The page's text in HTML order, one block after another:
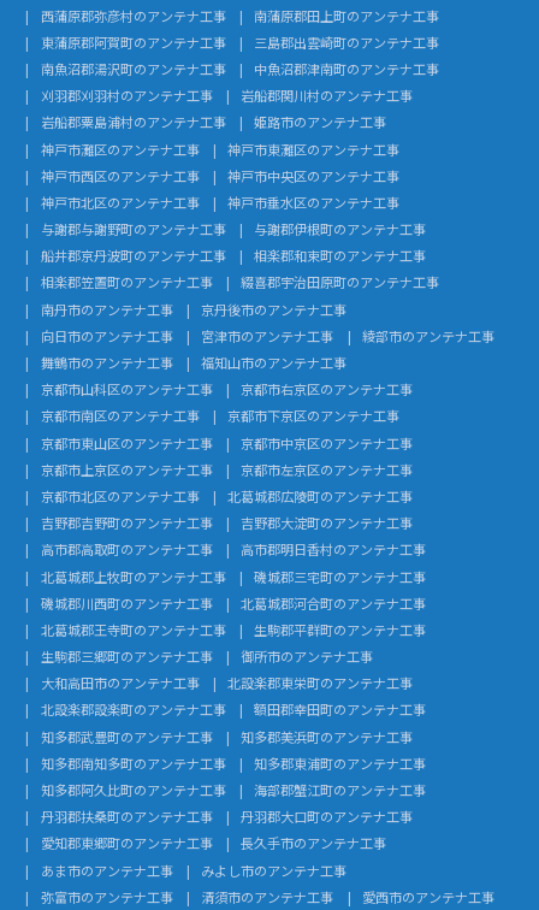
西蒲原郡弥彦村のアンテナ工事
南蒲原郡田上町のアンテナ工事
東蒲原郡阿賀町のアンテナ工事
三島郡出雲崎町のアンテナ工事
南魚沼郡湯沢町のアンテナ工事
中魚沼郡津南町のアンテナ工事
刈羽郡刈羽村のアンテナ工事
岩船郡関川村のアンテナ工事
岩船郡粟島浦村のアンテナ工事
姫路市のアンテナ工事
神戸市灘区のアンテナ工事
神戸市東灘区のアンテナ工事
神戸市西区のアンテナ工事
神戸市中央区のアンテナ工事
神戸市北区のアンテナ工事
神戸市垂水区のアンテナ工事
与謝郡与謝野町のアンテナ工事
与謝郡伊根町のアンテナ工事
船井郡京丹波町のアンテナ工事
相楽郡和束町のアンテナ工事
相楽郡笠置町のアンテナ工事
綴喜郡宇治田原町のアンテナ工事
南丹市のアンテナ工事
京丹後市のアンテナ工事
向日市のアンテナ工事
宮津市のアンテナ工事
綾部市のアンテナ工事
舞鶴市のアンテナ工事
福知山市のアンテナ工事
京都市山科区のアンテナ工事
京都市右京区のアンテナ工事
京都市南区のアンテナ工事
京都市下京区のアンテナ工事
京都市東山区のアンテナ工事
京都市中京区のアンテナ工事
京都市上京区のアンテナ工事
京都市左京区のアンテナ工事
京都市北区のアンテナ工事
北葛城郡広陵町のアンテナ工事
吉野郡吉野町のアンテナ工事
吉野郡大淀町のアンテナ工事
高市郡高取町のアンテナ工事
高市郡明日香村のアンテナ工事
北葛城郡上牧町のアンテナ工事
磯城郡三宅町のアンテナ工事
磯城郡川西町のアンテナ工事
北葛城郡河合町のアンテナ工事
北葛城郡王寺町のアンテナ工事
生駒郡平群町のアンテナ工事
生駒郡三郷町のアンテナ工事
御所市のアンテナ工事
大和高田市のアンテナ工事
北設楽郡東栄町のアンテナ工事
北設楽郡設楽町のアンテナ工事
額田郡幸田町のアンテナ工事
知多郡武豊町のアンテナ工事
知多郡美浜町のアンテナ工事
知多郡南知多町のアンテナ工事
知多郡東浦町のアンテナ工事
知多郡阿久比町のアンテナ工事
海部郡蟹江町のアンテナ工事
丹羽郡扶桑町のアンテナ工事
丹羽郡大口町のアンテナ工事
愛知郡東郷町のアンテナ工事
長久手市のアンテナ工事
あま市のアンテナ工事
みよし市のアンテナ工事
弥富市のアンテナ工事
清須市のアンテナ工事
愛西市のアンテナ工事